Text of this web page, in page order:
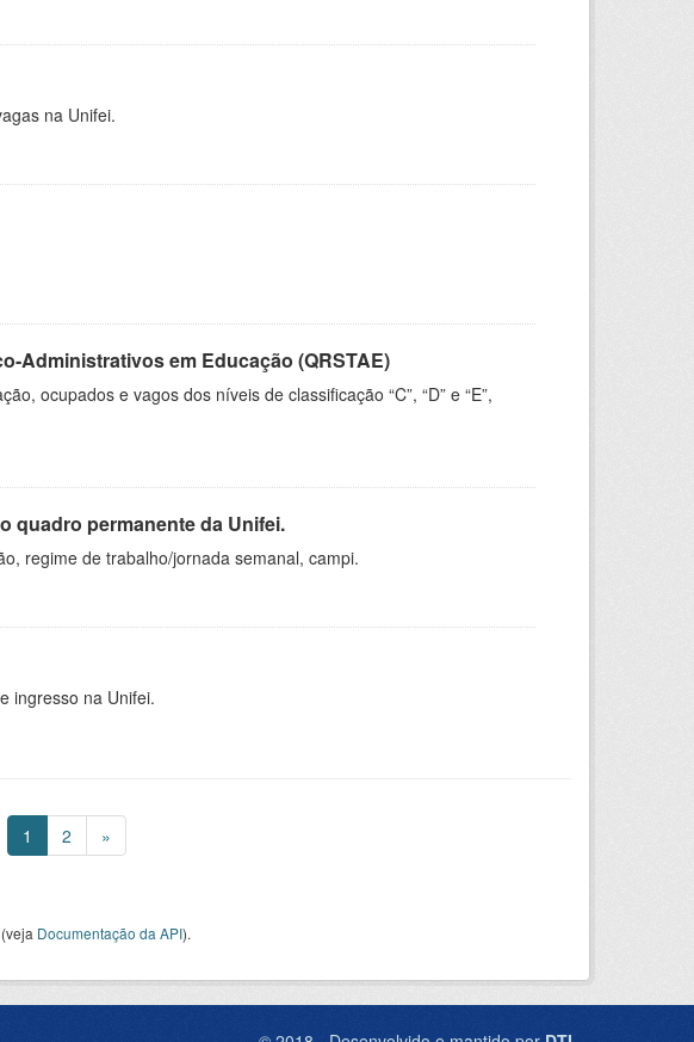
na Unifei.
Administrativos em Educação (QRSTAE)
ocupados e vagos dos níveis de classificação “C”, “D” e “E”,
quadro permanente da Unifei.
regime de trabalho/jornada semanal, campi.
ingresso na Unifei.
1 2 »
(veja Documentação da API).